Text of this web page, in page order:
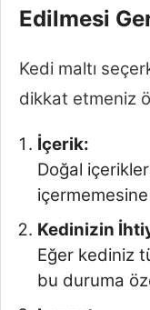
Edilmesi
Kedi maltı
dikkat etmeniz
İçerik:
Doğal
Kedinizin
Eğer kediniz
bu duruma